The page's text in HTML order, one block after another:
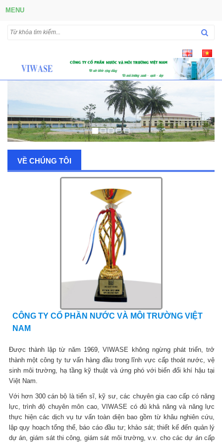
MENU
VỀ CHÚNG TÔI
CÔNG TY CỔ PHẦN NƯỚC VÀ MÔI TRƯỜNG VIỆT
NAM
Được thành lập từ năm 1969, VIWASE không ngừng phát triển, trở
thành một công ty tư vấn hàng đầu trong lĩnh vực cấp thoát nước, vệ
sinh môi trường, hạ tầng kỹ thuật và ứng phó với biến đổi khí hậu tại
Việt Nam.
Với hơn 300 cán bộ là tiến sĩ, kỹ sư, các chuyên gia cao cấp có năng
lực, trình độ chuyên môn cao, VIWASE có đủ khả năng và năng lực
thực hiện các dịch vụ tư vấn toàn diện bao gồm từ khâu nghiên cứu,
lập quy hoạch tổng thể, báo cáo đầu tư; khảo sát; thiết kế đến quản lý
dự án, giám sát thi công, giám sát môi trường, v.v. cho các dự án cấp